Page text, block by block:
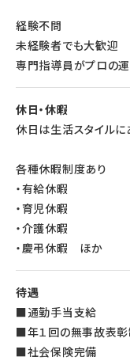
経験不問
未経験者でも大歓迎
専門指導員がプロの運
休日・休暇
休日は生活スタイル
各種休暇制度あり
・有給休暇
・育児休暇
・介護休暇
・慶弔休暇 ほか
待遇
■通勤手当支給
■年１回の無事故表
■社会保険完備